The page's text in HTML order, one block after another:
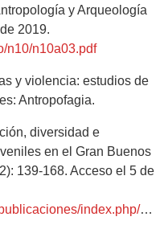
y Arqueología
2019.
n10/n10a03.pdf
y violencia: estudios de
Antropofagia.
diversidad e
en el Gran Buenos
139-168. Acceso el 5 de
DelitoYSociedad/article/view/5812